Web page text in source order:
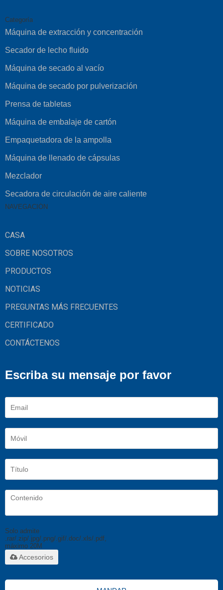
Categoría
Máquina de extracción y concentración
Secador de lecho fluido
Máquina de secado al vacío
Máquina de secado por pulverización
Prensa de tabletas
Máquina de embalaje de cartón
Empaquetadora de la ampolla
Máquina de llenado de cápsulas
Mezclador
Secadora de circulación de aire caliente
NAVEGACIÓN
CASA
SOBRE NOSOTROS
PRODUCTOS
NOTICIAS
PREGUNTAS MÁS FRECUENTES
CERTIFICADO
CONTÁCTENOS
Escriba su mensaje por favor
Solo admite
.rar/.zip/.jpg/.png/.gif/.doc/.xls/.pdf,
máximo 20M
Accesorios